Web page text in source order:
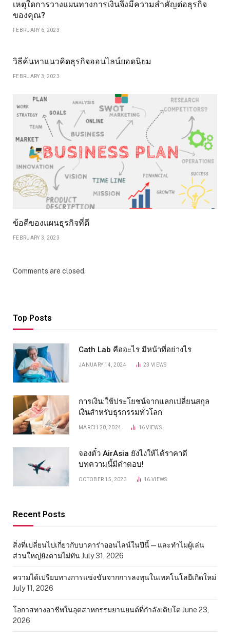
เหตุใดการวางแผนทางการเงินจึงมีความสำคัญต่อธุรกิจ
ของคุณ?
FEBRUARY 6, 2023
วิธีค้นหาแนวคิดธุรกิจออนไลน์ยอดนิยม
FEBRUARY 3, 2023
ข้อดีของแผนธุรกิจที่ดี
FEBRUARY 3, 2023
Comments are closed.
Top Posts
Cath Lab คืออะไร มีหน้าที่อย่างไร
JANUARY 14, 2024 23VIEWS
การเงิน:ใช้ประโยชน์จากแลกเปลี่ยนสกุล
เงินสำหรับธุรกรรมทั่วโลก
MARCH 20, 2024 16VIEWS
จองตั๋ว AirAsia ยังไงให้ได้ราคาดี
บทความนี้มีคำตอบ!
OCTOBER 15, 2023 16VIEWS
Recent Posts
สิ่งที่เปลี่ยนไปเกี่ยวกับบาคาร่าออนไลน์ในปีนี้ — และทำไมผู้เล่น
ส่วนใหญ่ยังตามไม่ทันJuly 31, 2026
ความได้เปรียบทางการแข่งขันจากการลงทุนในเทคโนโลยีเกิดใหม่
July 11, 2026
โอกาสทางอาชีพในอุตสาหกรรมยานยนต์ที่กำลังเติบโต June 23,
2026